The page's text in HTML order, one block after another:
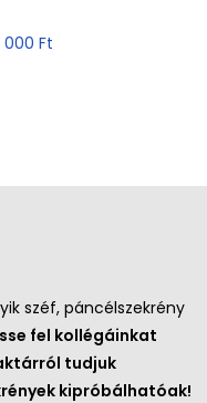
000 Ft
széf, páncélszekrény
fel kollégáinkat
tudjuk
kipróbálhatóak!